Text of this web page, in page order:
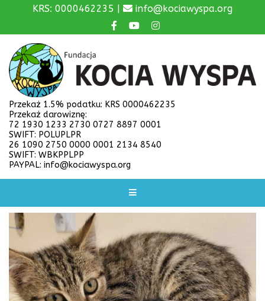
KRS: 0000462235 | info@kociawyspa.org
Przekaż 1.5% podatku: KRS 0000462235
Przekaż darowiznę:
72 1930 1233 2730 0727 8897 0001
SWIFT: POLUPLPR
26 1090 2750 0000 0001 2134 8540
SWIFT: WBKPPLPP
PAYPAL: info@kociawyspa.org